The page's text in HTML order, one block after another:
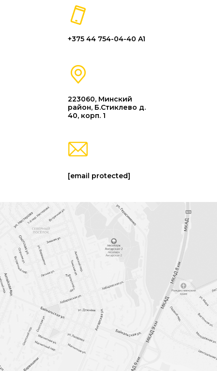
223060, Минский
район, Б.Стиклево д.
40, корп. 1
+375 44 754-04-40 A1
[email protected]